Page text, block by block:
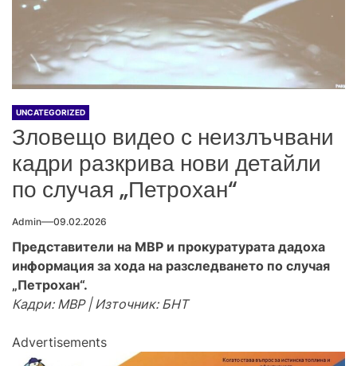
UNCATEGORIZED
Зловещо видео с неизлъчвани
кадри разкрива нови детайли
по случая „Петрохан“
Admin 09.02.2026
Представители на МВР и прокуратурата дадоха
информация за хода на разследването по случая
„Петрохан“.
Кадри: МВР | Източник: БНТ
Advertisements